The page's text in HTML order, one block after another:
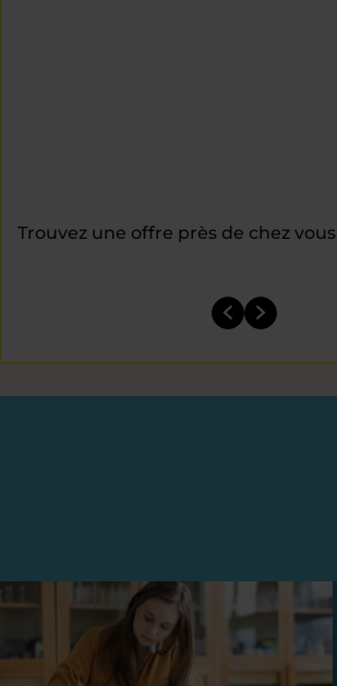
Trouvez une offre près de chez vous